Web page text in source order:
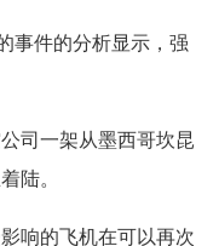
事件的分析显示，强
司一架从墨西哥坎昆
陆。
响的飞机在可以再次